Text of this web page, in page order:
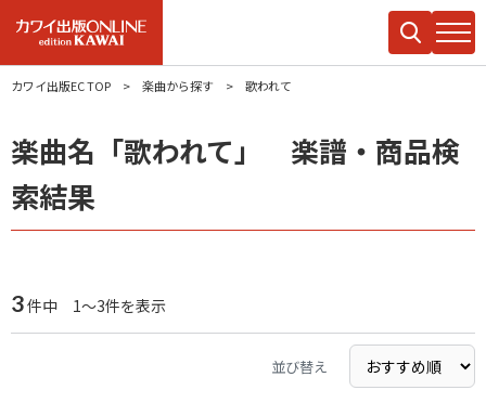
カワイ出版EC TOP 楽曲から探す 歌われて
楽曲名「歌われて」 楽譜・商品検
索結果
3件中 1～3件を表示
並び替え